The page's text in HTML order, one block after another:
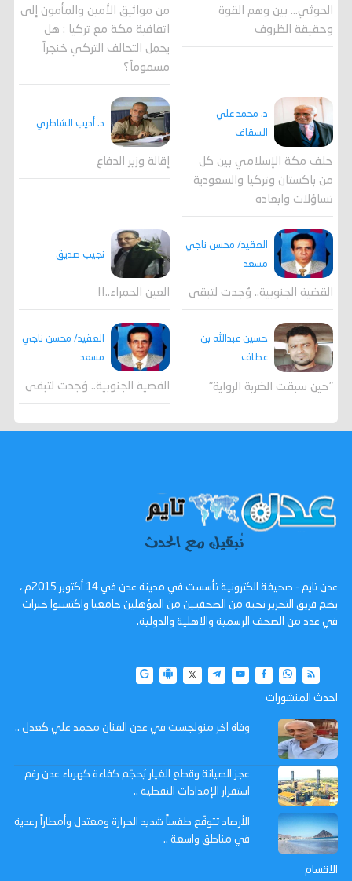
الحوثي... بين وهم القوة
وحقيقة الظروف
من مواثيق الأمين والمأمون إلى
اتفاقية مكة مع تركيا : هل
يحمل التحالف التركي خنجراً
مسموماً؟
د. محمد علي
السقاف
حلف مكة الإسلامي بين كل
من باكستان وتركيا والسعودية
تساؤلات وابعاده
د. أديب الشاطري
إقالة وزير الدفاع
العقيد/ محسن ناجي
مسعد
القضية الجنوبية.. وُجدت لتبقى
نجيب صديق
العين الحمراء..!!
حسين عبدالله بن
عطاف
"حين سبقت الضربة الرواية"
العقيد/ محسن ناجي
مسعد
القضية الجنوبية.. وُجدت لتبقى
عدن تايم - صحيفة الكترونية تأسست في مدينة عدن في 14 أكتوبر 2015م ،
يضم فريق التحرير نخبة من الصحفيين من المؤهلين جامعيا واكتسبوا خبرات
في عدد من الصحف الرسمية والاهلية والدولية.
احدث المنشورات
وفاة اخر منولجست في عدن الفنان محمد علي كعدل ..
عجز الصيانة وقطع الغيار يُحجّم كفاءة كهرباء عدن رغم
استقرار الإمدادات النفطية ..
الأرصاد تتوقّع طقساً شديد الحرارة ومعتدل وأمطاراً رعدية
في مناطق واسعة ..
الاقسام